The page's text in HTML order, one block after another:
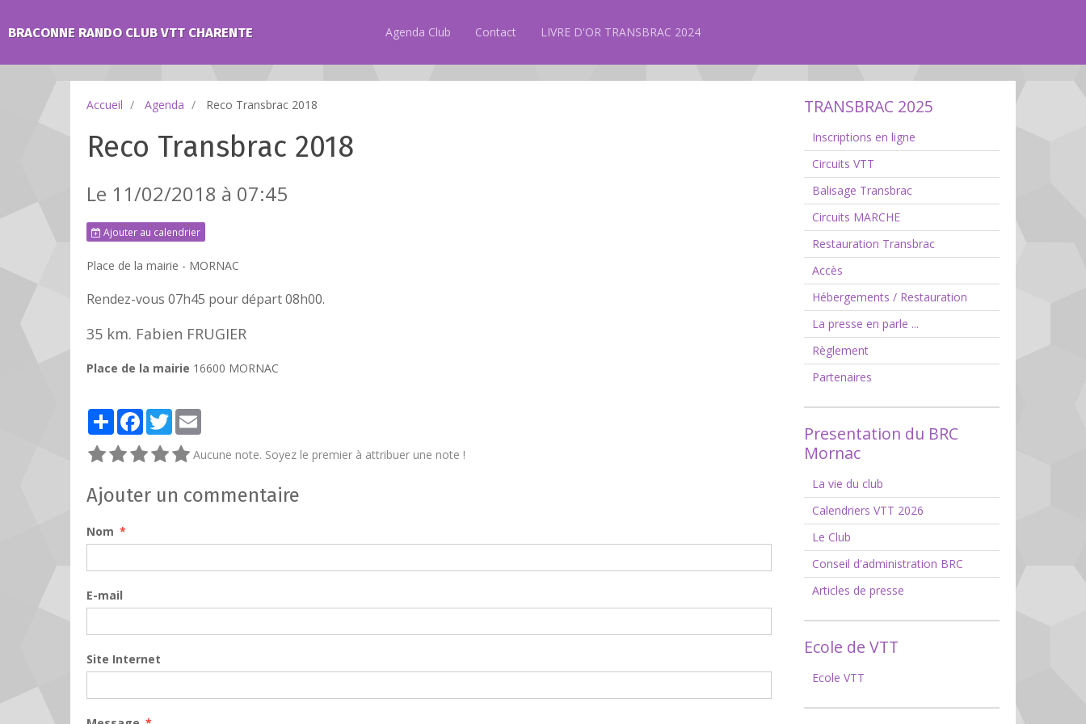
BRACONNE RANDO CLUB VTT CHARENTE Agenda Club Contact LIVRE D'OR TRANSBRAC 2024
Accueil Agenda Reco Transbrac 2018
Reco Transbrac 2018
Le 11/02/2018 à 07:45
Ajouter au calendrier
Place de la mairie - MORNAC
Rendez-vous 07h45 pour départ 08h00.
35 km. Fabien FRUGIER
Place de la mairie 16600 MORNAC
PartagerFacebook
Twitter
Aucune note. Soyez le premier à attribuer une note !
Ajouter un commentaire
Nom
E-mail
Site Internet
TRANSBRAC 2025
Inscriptions en ligne
Circuits VTT
Balisage Transbrac
Circuits MARCHE
Restauration Transbrac
Accès
Hébergements / Restauration
La presse en parle ...
Règlement
Partenaires
Presentation du BRC
Mornac
La vie du club
Calendriers VTT 2026
Le Club
Conseil d'administration BRC
Articles de presse
Ecole de VTT
Ecole VTT